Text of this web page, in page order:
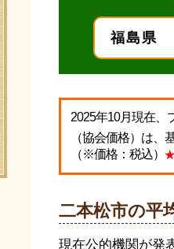
2025年10月現在、
（協会価格）は、
（※価格：税込） ★
二本松市の平
現在公的機関が発